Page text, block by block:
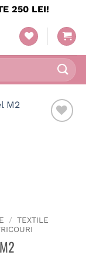
250 LEI!
/ TEXTILE